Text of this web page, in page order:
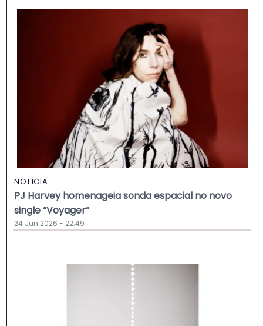
NOTÍCIA
PJ Harvey homenageia sonda espacial no novo
single “Voyager”
24 Jun 2026 - 22:49